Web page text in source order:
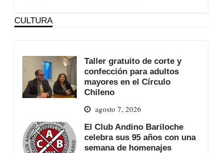
CULTURA
Taller gratuito de corte y
confección para adultos
mayores en el Círculo
Chileno
agosto 7, 2026
El Club Andino Bariloche
celebra sus 95 años con una
semana de homenajes